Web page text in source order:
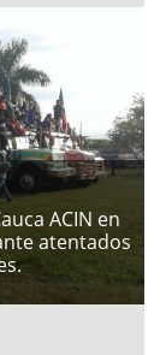
ACIN en
atentados